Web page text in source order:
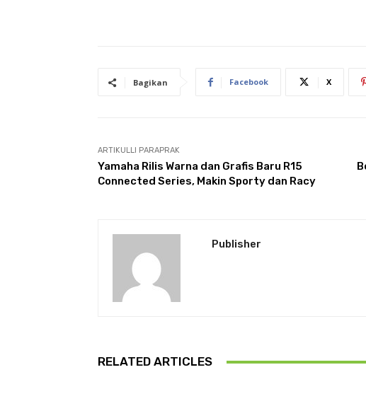
Bagikan Facebook X
ARTIKULLI PARAPRAK
Yamaha Rilis Warna dan Grafis Baru R15
Connected Series, Makin Sporty dan Racy
Publisher
RELATED ARTICLES